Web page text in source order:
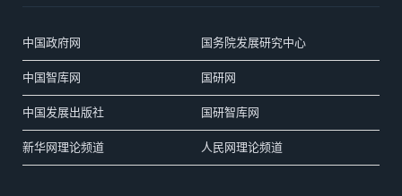
中国政府网 国务院发展研究中心
中国智库网 国研网
中国发展出版社 国研智库网
新华网理论频道 人民网理论频道